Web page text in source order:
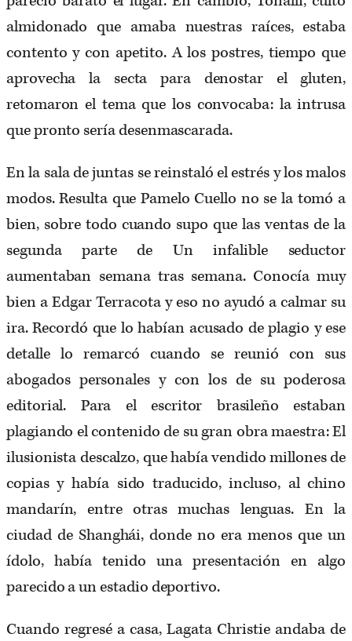
almidonado que amaba nuestras raíces, estaba
contento y con apetito. A los postres, tiempo que
aprovecha la secta para denostar el gluten,
retomaron el tema que los convocaba: la intrusa
que pronto sería desenmascarada.
En la sala de juntas se reinstaló el estrés y los malos
modos. Resulta que Pamelo Cuello no se la tomó a
bien, sobre todo cuando supo que las ventas de la
segunda parte de Un infalible seductor
aumentaban semana tras semana. Conocía muy
bien a Edgar Terracota y eso no ayudó a calmar su
ira. Recordó que lo habían acusado de plagio y ese
detalle lo remarcó cuando se reunió con sus
abogados personales y con los de su poderosa
editorial. Para el escritor brasileño estaban
plagiando el contenido de su gran obra maestra: El
ilusionista descalzo, que había vendido millones de
copias y había sido traducido, incluso, al chino
mandarín, entre otras muchas lenguas. En la
ciudad de Shanghái, donde no era menos que un
ídolo, había tenido una presentación en algo
parecido a un estadio deportivo.
Cuando regresé a casa, Lagata Christie andaba de